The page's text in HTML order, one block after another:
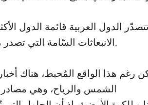
تتصدّر الدول العربية قائمة الدول
الانبعاثات السّامة التي تصدر من حرق الوقود الأحفوري ومشتقّاته بكثافة لأغراض الصناعة وتوليد الطاقة والمواصلات.
رغم هذا الواقع المُحبط، هناك
الشمس والرياح، وهي مصادر